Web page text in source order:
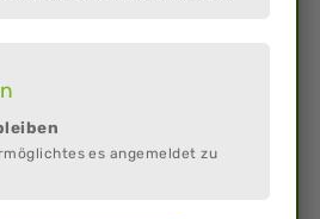
es angemeldet zu
shantychor/